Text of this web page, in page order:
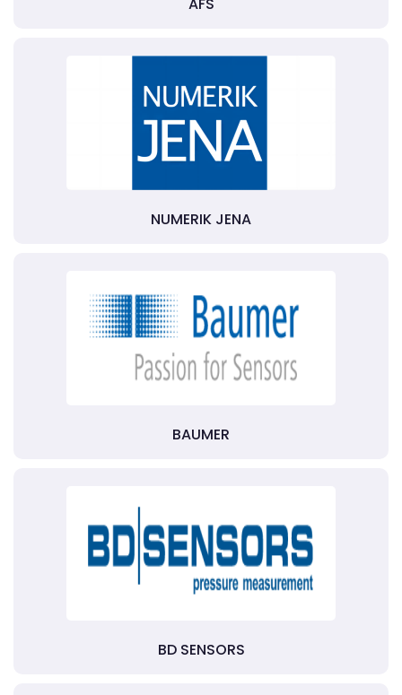
NUMERIK JENA
BAUMER
BD SENSORS